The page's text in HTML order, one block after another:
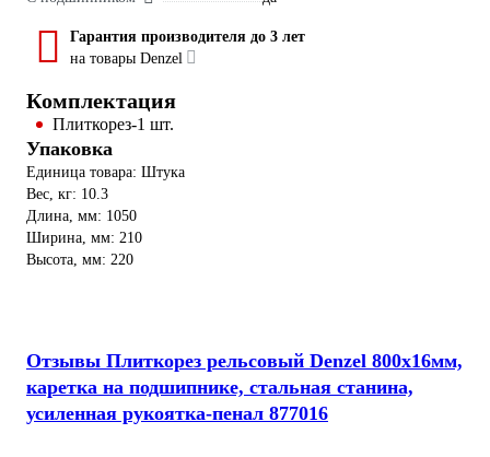
Гарантия производителя до 3 лет
на товары Denzel
Комплектация
Плиткорез-1 шт.
Упаковка
Единица товара: Штука
Вес, кг: 10.3
Длина, мм: 1050
Ширина, мм: 210
Высота, мм: 220
Отзывы Плиткорез рельсовый Denzel 800x16мм,
каретка на подшипнике, стальная станина,
усиленная рукоятка-пенал 877016